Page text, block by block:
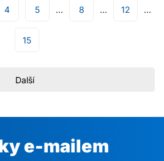
4 5 8 12
15
Další
e-mailem